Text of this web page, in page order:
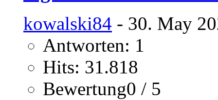
kowalski84 - 30. May
Antworten: 1
Hits: 31.818
Bewertung0 / 5